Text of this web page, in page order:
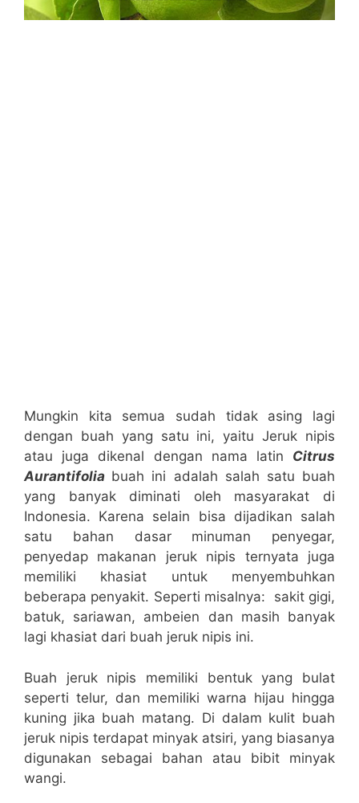
Mungkin kita semua sudah tidak asing lagi
dengan buah yang satu ini, yaitu Jeruk nipis
atau juga dikenal dengan nama latin Citrus
Aurantifolia buah ini adalah salah satu buah
yang banyak diminati oleh masyarakat di
Indonesia. Karena selain bisa dijadikan salah
satu bahan dasar minuman penyegar,
penyedap makanan jeruk nipis ternyata juga
memiliki khasiat untuk menyembuhkan
beberapa penyakit. Seperti misalnya: sakit gigi,
batuk, sariawan, ambeien dan masih banyak
lagi khasiat dari buah jeruk nipis ini.
Buah jeruk nipis memiliki bentuk yang bulat
seperti telur, dan memiliki warna hijau hingga
kuning jika buah matang. Di dalam kulit buah
jeruk nipis terdapat minyak atsiri, yang biasanya
digunakan sebagai bahan atau bibit minyak
wangi.